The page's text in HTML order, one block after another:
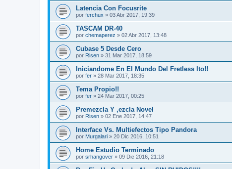
Latencia Con Focusrite
por ferchux » 03 Abr 2017, 19:39
TASCAM DR-40
por chemaperez » 02 Abr 2017, 13:48
Cubase 5 Desde Cero
por Risen » 31 Mar 2017, 18:59
Iniciandome En El Mundo Del Fretless Ito!!
por fer » 28 Mar 2017, 18:35
Tema Propio!!
por fer » 24 Mar 2017, 00:25
Premezcla Y ,ezcla Novel
por Risen » 02 Ene 2017, 14:47
Interface Vs. Multiefectos Tipo Pandora
por Murgalari » 20 Dic 2016, 10:51
Home Estudio Terminado
por srhangover » 09 Dic 2016, 21:18